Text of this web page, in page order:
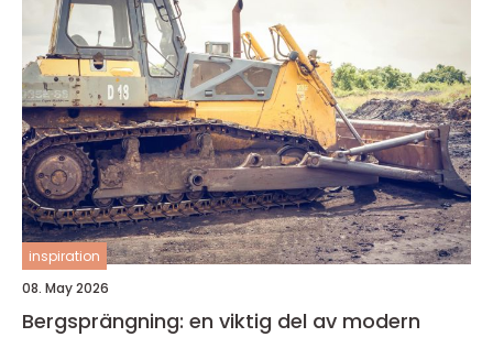
inspiration
08. May 2026
Bergsprängning: en viktig del av modern